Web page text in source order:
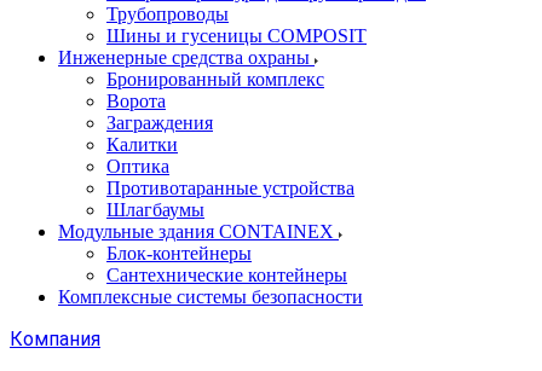
Трубопроводы
Шины и гусеницы COMPOSIT
Инженерные средства охраны
Бронированный комплекс
Ворота
Заграждения
Калитки
Оптика
Противотаранные устройства
Шлагбаумы
Модульные здания CONTAINEX
Блок-контейнеры
Сантехнические контейнеры
Комплексные системы безопасности
Компания